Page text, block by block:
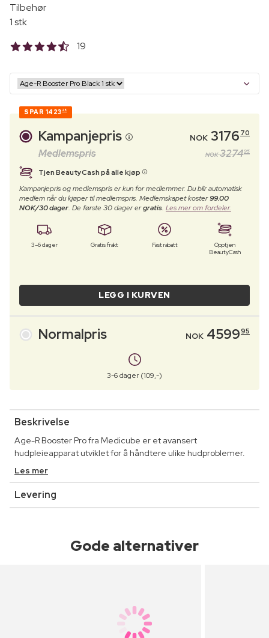
Tilbehør
1 stk
19
SPAR 1423 25
Kampanjepris NOK 3176 70
Medlemspris NOK 327495
Tjen BeautyCash på alle kjøp
Kampanjepris og medlemspris er kun for medlemmer. Du blir automatisk
medlem når du kjøper til medlemspris. Medlemskapet koster99.00
NOK/30 dager. De første 30 dager ergratis. Les mer om fordeler.
3–6 dager Gratis frakt Fast rabatt
Opptjen
BeautyCash
LEGG I KURVEN
Normalpris NOK 459995
3-6 dager (109,-)
Beskrivelse
Age-R Booster Pro fra Medicube er et avansert
hudpleieapparat utviklet for å håndtere ulike hudproblemer.
Les mer
Levering
Gode alternativer